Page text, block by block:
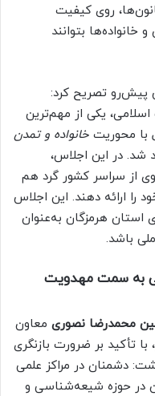
روی کیفیت
خانواده‌ها بتوانند
پیش‌رو تصریح کرد:
یکی از مهم‌ترین
با محوریت خانواده و تمدن
شد. در این اجلاس،
از سراسر کشور گرد هم
را ارائه دهند. این اجلاس
استان هرمزگان به‌عنوان
باشد.
به سمت مهدویت
محمدرضا نصوری معاون
تأکید بر ضرورت بازنگری
دشمنان در مراکز علمی
در حوزه شیعه‌شناسی و